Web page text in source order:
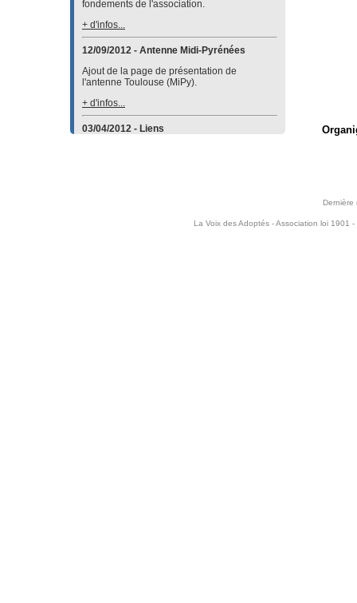
fondements de l'association.
+ d'infos...
12/09/2012 - Antenne Midi-Pyrénées
Ajout de la page de présentation de
l'antenne Toulouse (MiPy).
+ d'infos...
03/04/2012 - Liens
23/10/2011 - Planète-ados
Dernière
La Voix des Adoptés - Association loi 1901 -